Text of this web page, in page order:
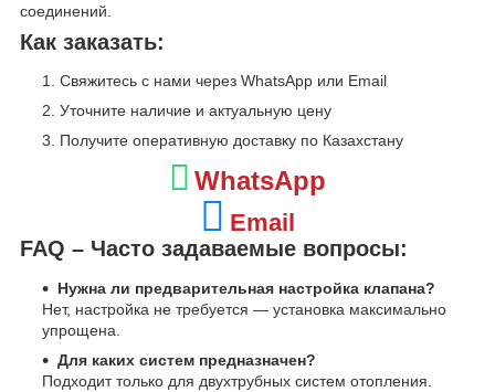
соединений.
Как заказать:
Свяжитесь с нами через WhatsApp или Email
Уточните наличие и актуальную цену
Получите оперативную доставку по Казахстану
WhatsApp
Email
FAQ – Часто задаваемые вопросы:
Нужна ли предварительная настройка клапана?
Нет, настройка не требуется — установка максимально
упрощена.
Для каких систем предназначен?
Подходит только для двухтрубных систем отопления.